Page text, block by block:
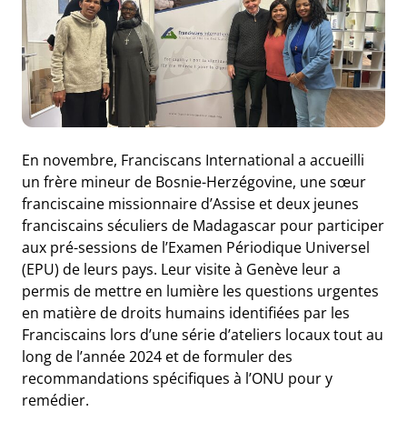
En novembre, Franciscans International a accueilli
un frère mineur de Bosnie-Herzégovine, une sœur
franciscaine missionnaire d’Assise et deux jeunes
franciscains séculiers de Madagascar pour participer
aux pré-sessions de l’Examen Périodique Universel
(EPU) de leurs pays. Leur visite à Genève leur a
permis de mettre en lumière les questions urgentes
en matière de droits humains identifiées par les
Franciscains lors d’une série d’ateliers locaux tout au
long de l’année 2024 et de formuler des
recommandations spécifiques à l’ONU pour y
remédier.